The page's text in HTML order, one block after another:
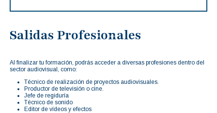
Salidas Profesionales
Al finalizar tu formación, podrás acceder a diversas profesiones dentro del
sector audiovisual, como:
Técnico de realización de proyectos audiovisuales.
Productor de televisión o cine.
Jefe de regiduría
Técnico de sonido
Editor de vídeos y efectos